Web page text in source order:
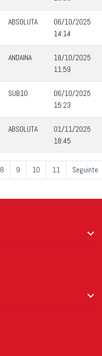
ABSOLUTA
06/10/2025
14:14
ANDAINA
18/10/2025
11:59
SUB10
06/10/2025
15:23
ABSOLUTA
01/11/2025
18:45
8 9 10 11 Seguinte